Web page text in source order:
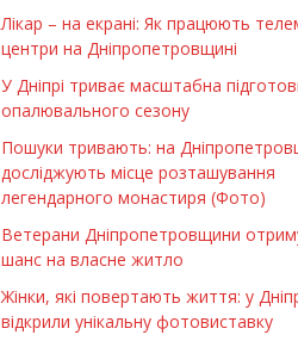
Лікар – на екрані: Як працюють
центри на Дніпропетровщині
У Дніпрі триває масштабна
опалювального сезону
Пошуки тривають: на
досліджують місце розташування
легендарного монастиря (Фото)
Ветерани Дніпропетровщини
шанс на власне житло
Жінки, які повертають життя: у
відкрили унікальну фотовиставку